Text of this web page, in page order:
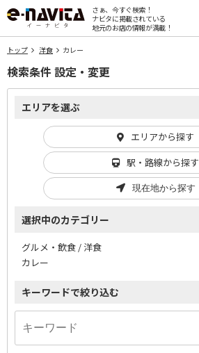
さぁ、今すぐ検索！
ナビタに掲載されている
地元のお店の情報が満載！
トップ 洋食 カレー
検索条件 設定・変更
エリアを選ぶ
エリアから探す
駅・路線から探す
現在地から探す
選択中のカテゴリー
グルメ・飲食 / 洋食
カレー
キーワードで絞り込む